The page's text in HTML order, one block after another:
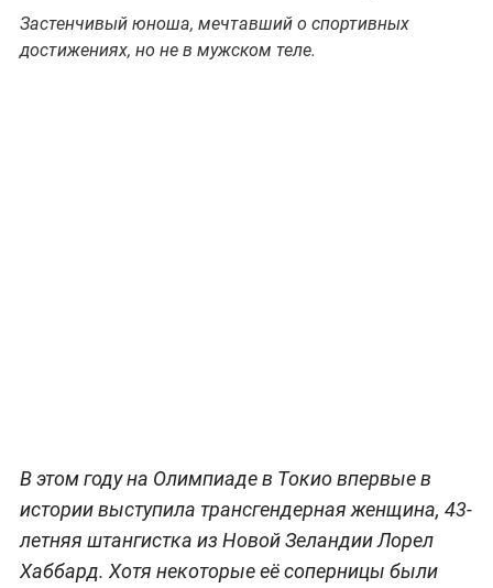
Застенчивый юноша, мечтавший о спортивных
достижениях, но не в мужском теле.
В этом году на Олимпиаде в Токио впервые в
истории выступила трансгендерная женщина, 43-
летняя штангистка из Новой Зеландии Лорел
Хаббард. Хотя некоторые её соперницы были